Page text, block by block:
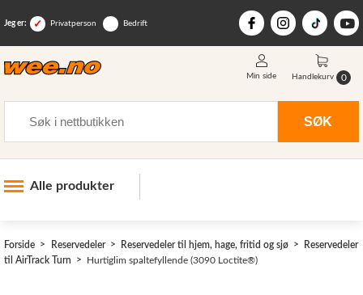
Jeg er: Privatperson Bedrift
SØK
Min side Handlekurv 0
Alle produkter
Skogsutstyr
Forside Reservedeler Reservedeler til hjem, hage, fritid og sjø
Reservedeler
til AirTrack Turn
Hurtiglim spaltefyllende (3090 Loctite®)